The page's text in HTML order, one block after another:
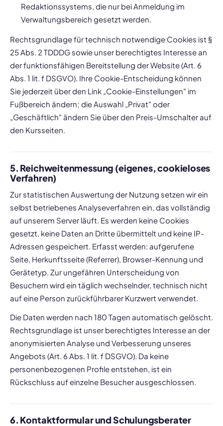
Redaktionssystems, die nur bei Anmeldung im
Verwaltungsbereich gesetzt werden.
Rechtsgrundlage für technisch notwendige Cookies ist §
25 Abs. 2 TDDDG sowie unser berechtigtes Interesse an
der funktionsfähigen Bereitstellung der Website (Art. 6
Abs. 1 lit. f DSGVO). Ihre Cookie-Entscheidung können
Sie jederzeit über den Link „Cookie-Einstellungen" im
Fußbereich ändern; die Auswahl „Privat" oder
„Geschäftlich" ändern Sie über den Preis-Umschalter auf
den Kursseiten.
5. Reichweitenmessung (eigenes, cookieloses
Verfahren)
Zur statistischen Auswertung der Nutzung setzen wir ein
selbst betriebenes Analyseverfahren ein, das vollständig
auf unserem Server läuft. Es werden keine Cookies
gesetzt, keine Daten an Dritte übermittelt und keine IP-
Adressen gespeichert. Erfasst werden: aufgerufene
Seite, Herkunftsseite (Referrer), Browser-Kennung und
Gerätetyp. Zur ungefähren Unterscheidung von
Besuchern wird ein täglich wechselnder, technisch nicht
auf eine Person zurückführbarer Kurzwert verwendet.
Die Daten werden nach 180 Tagen automatisch gelöscht.
Rechtsgrundlage ist unser berechtigtes Interesse an der
anonymisierten Analyse und Verbesserung unseres
Angebots (Art. 6 Abs. 1 lit. f DSGVO). Da keine
personenbezogenen Profile entstehen, ist ein
Rückschluss auf einzelne Besucher ausgeschlossen.
6. Kontaktformular und Schulungsberater